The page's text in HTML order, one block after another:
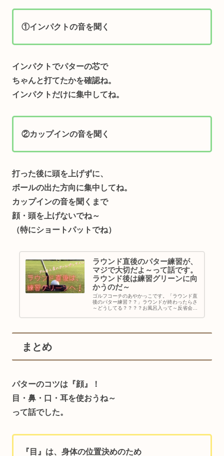
①インパクトの音を聞く
インパクトでパターの芯で
ちゃんと打てたかを確認ね。
インパクトだけに集中してね。
②カップインの音を聞く
打った後に頭を上げずに、
ボールの出た方向に集中してね。
カップインの音を聞くまで
顔・頭を上げないでね～
（特にショートパットでね）
ラウンド直後のパター練習が、
マジで大切だよ～って話です。
ラウンド後は練習グリーンに向
かうのだ～
ゴルフコーチのあやかっこです。「ラウンド直
後のパター練習？？」ラウンドが終わったらさ
～どうしてる？？？？お風呂入って～反省会と
まとめ
パターのコツは『顔』！
目・鼻・口・耳を使おうね～
って話でした。
『目』は、身体の位置決めのため